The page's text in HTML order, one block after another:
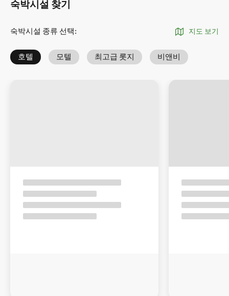
숙박시설 찾기
숙박시설 종류 선택: 지도 보기
호텔 모텔 최고급 롯지 비앤비